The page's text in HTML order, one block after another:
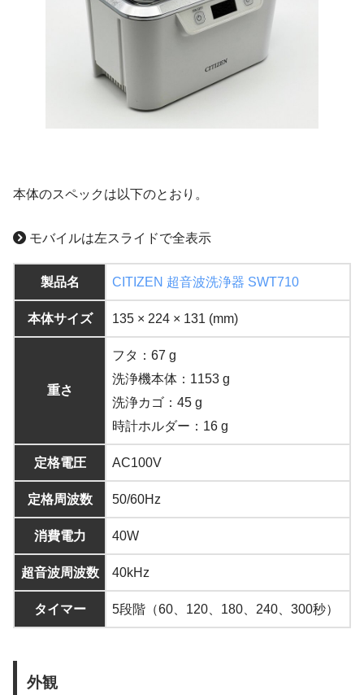
本体のスペックは以下のとおり。
モバイルは左スライドで全表示
製品名 CITIZEN 超音波洗浄器 SWT710
本体サイズ 135 × 224 × 131 (mm)
重さ
フタ：67 g
洗浄機本体：1153 g
洗浄カゴ：45 g
時計ホルダー：16 g
定格電圧 AC100V
定格周波数 50/60Hz
消費電力 40W
超音波周波数 40kHz
タイマー 5段階（60、120、180、240、300秒）
外観